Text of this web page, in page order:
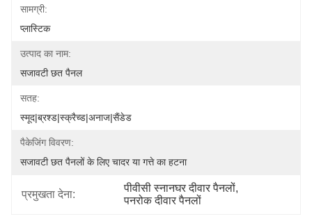
सामग्री:
प्लास्टिक
उत्पाद का नाम:
सजावटी छत पैनल
सतह:
स्मूद|ब्रश्ड|स्क्रैच्ड|अनाज|सैंडेड
पैकेजिंग विवरण:
सजावटी छत पैनलों के लिए चादर या गत्ते का हटना
प्रमुखता देना:
पीवीसी स्नानघर दीवार पैनलों,
पनरोक दीवार पैनलों